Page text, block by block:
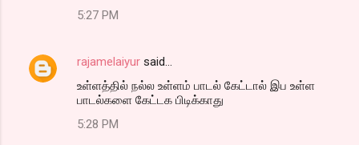
5:27 PM
rajamelaiyur said…
உள்ளத்தில் நல்ல உள்ளம் பாடல் கேட்டால் இப உள்ள
பாடல்களை கேட்டக பிடிக்காது
5:28 PM